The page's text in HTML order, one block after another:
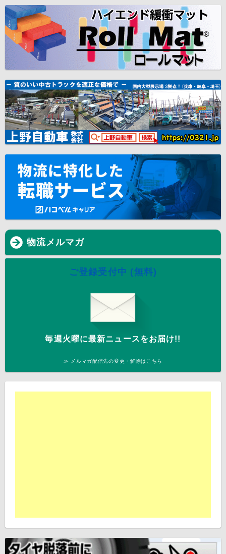
物流メルマガ
ご登録受付中 (無料)
毎週火曜に最新ニュースをお届け!!
≫ メルマガ配信先の変更・解除はこちら